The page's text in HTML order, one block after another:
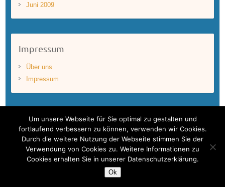
Juni 2009
Impressum
Über uns
Impressum
Copyright © 2026BLUEWAVEFILMS. Theme by ColorlibPowered by
WordPress
Bluewavefilms – One World. One Ocean.
Um unsere Webseite für Sie optimal zu gestalten und
fortlaufend verbessern zu können, verwenden wir Cookies.
Durch die weitere Nutzung der Webseite stimmen Sie der
Verwendung von Cookies zu. Weitere Informationen zu
Cookies erhalten Sie in unserer Datenschutzerklärung.
Ok